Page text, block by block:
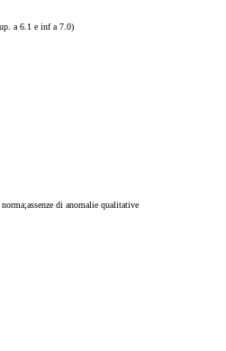
a 6.1 e inf a 7.0)
di anomalie qualitative